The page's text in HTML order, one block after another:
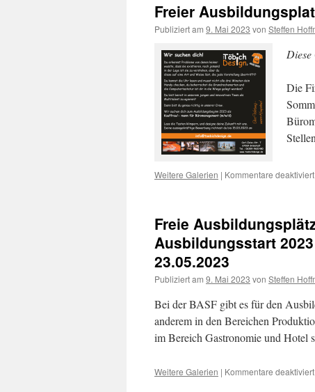
Freier
Publiziert am 9. Mai 2023 von Steffen
Die
Weitere Galerien | Kommentare deaktiviert
Freie
Ausbildungsstart
23.05.2023
Publiziert am 9. Mai 2023 von Steffen
Bei der BASF gibt es für den
anderem in den Bereichen
im Bereich Gastronomie und Hotel
Weitere Galerien | Kommentare deaktiviert